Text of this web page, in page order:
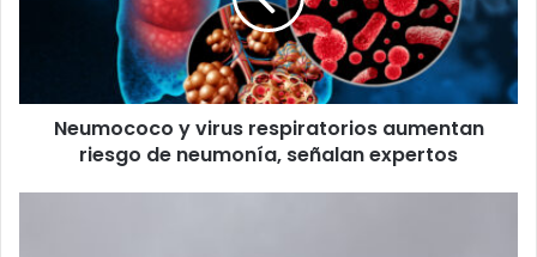
señalan
expertosNeumococo y virus respiratorios aumentan
riesgo de neumonía, señalan expertos